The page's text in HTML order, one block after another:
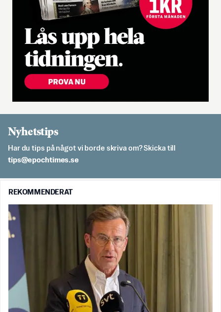
Nyhetstips
Har du tips på något vi borde skriva om? Skicka till
es.semithcope@spit
REKOMMENDERAT